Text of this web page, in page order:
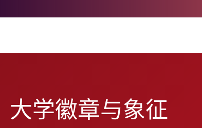
大学徽章与象征